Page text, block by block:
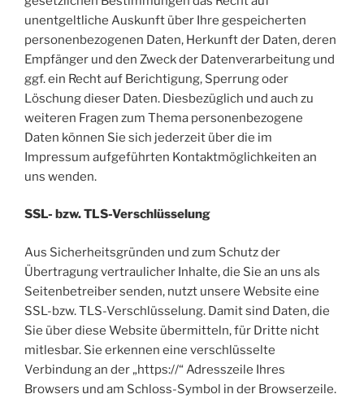
unentgeltliche Auskunft über Ihre gespeicherten
personenbezogenen Daten, Herkunft der Daten, deren
Empfänger und den Zweck der Datenverarbeitung und
ggf. ein Recht auf Berichtigung, Sperrung oder
Löschung dieser Daten. Diesbezüglich und auch zu
weiteren Fragen zum Thema personenbezogene
Daten können Sie sich jederzeit über die im
Impressum aufgeführten Kontaktmöglichkeiten an
uns wenden.
SSL- bzw. TLS-Verschlüsselung
Aus Sicherheitsgründen und zum Schutz der
Übertragung vertraulicher Inhalte, die Sie an uns als
Seitenbetreiber senden, nutzt unsere Website eine
SSL-bzw. TLS-Verschlüsselung. Damit sind Daten, die
Sie über diese Website übermitteln, für Dritte nicht
mitlesbar. Sie erkennen eine verschlüsselte
Verbindung an der „https://“ Adresszeile Ihres
Browsers und am Schloss-Symbol in der Browserzeile.